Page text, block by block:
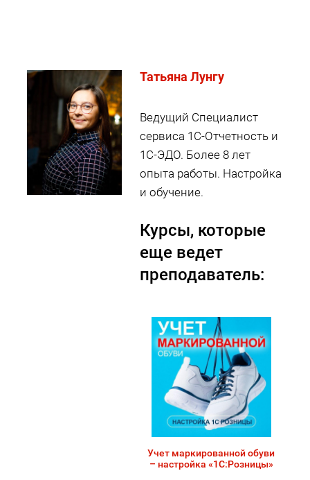
Татьяна Лунгу
Ведущий Специалист
сервиса 1С-Отчетность и
1С-ЭДО. Более 8 лет
опыта работы. Настройка
и обучение.
Курсы, которые
еще ведет
преподаватель:
Учет маркированной обуви
– настройка «1С:Розницы»